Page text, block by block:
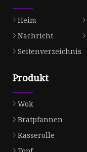
Heim
Nachricht
Seitenverzeichnis
Produkt
Wok
Bratpfannen
Kasserolle